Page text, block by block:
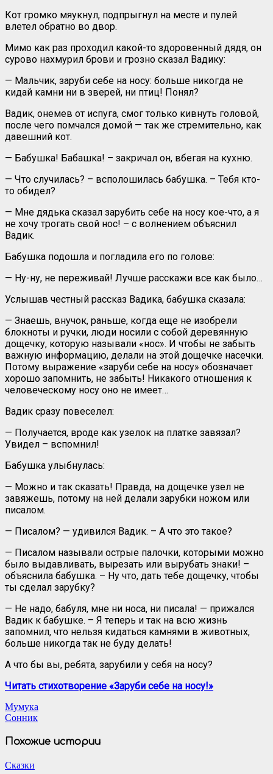
Кот громко мяукнул, подпрыгнул на месте и пулей
влетел обратно во двор.
Мимо как раз проходил какой-то здоровенный дядя, он
сурово нахмурил брови и грозно сказал Вадику:
— Мальчик, заруби себе на носу: больше никогда не
кидай камни ни в зверей, ни птиц! Понял?
Вадик, онемев от испуга, смог только кивнуть головой,
после чего помчался домой — так же стремительно, как
давешний кот.
— Бабушка! Бабашка! – закричал он, вбегая на кухню.
— Что случилась? – всполошилась бабушка. – Тебя кто-
то обидел?
— Мне дядька сказал зарубить себе на носу кое-что, а я
не хочу трогать свой нос! – с волнением объяснил
Вадик.
Бабушка подошла и погладила его по голове:
— Ну-ну, не переживай! Лучше расскажи все как было…
Услышав честный рассказ Вадика, бабушка сказала:
— Знаешь, внучок, раньше, когда еще не изобрели
блокноты и ручки, люди носили с собой деревянную
дощечку, которую называли «нос». И чтобы не забыть
важную информацию, делали на этой дощечке насечки.
Потому выражение «заруби себе на носу» обозначает
хорошо запомнить, не забыть! Никакого отношения к
человеческому носу оно не имеет…
Вадик сразу повеселел:
— Получается, вроде как узелок на платке завязал?
Увидел – вспомнил!
Бабушка улыбнулась:
— Можно и так сказать! Правда, на дощечке узел не
завяжешь, потому на ней делали зарубки ножом или
писалом.
— Писалом? — удивился Вадик. – А что это такое?
— Писалом называли острые палочки, которыми можно
было выдавливать, вырезать или вырубать знаки! –
объяснила бабушка. – Ну что, дать тебе дощечку, чтобы
ты сделал зарубку?
— Не надо, бабуля, мне ни носа, ни писала! — прижался
Вадик к бабушке. – Я теперь и так на всю жизнь
запомнил, что нельзя кидаться камнями в животных,
больше никогда так не буду делать!
А что бы вы, ребята, зарубили у себя на носу?
Читать стихотворение «Заруби себе на носу!»
Навигация
по
записям
Мумука
Сонник
Похожие истории
Сказки